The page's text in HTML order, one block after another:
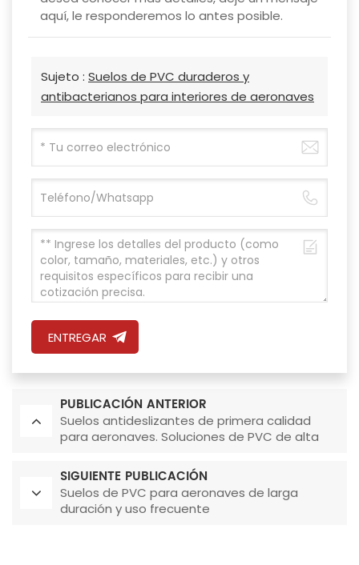
aquí, le responderemos lo antes posible.
Sujeto : Suelos de PVC duraderos y
antibacterianos para interiores de aeronaves
ENTREGAR
PUBLICACIÓN ANTERIOR
Suelos antideslizantes de primera calidad
para aeronaves. Soluciones de PVC de alta
SIGUIENTE PUBLICACIÓN
Suelos de PVC para aeronaves de larga
duración y uso frecuente